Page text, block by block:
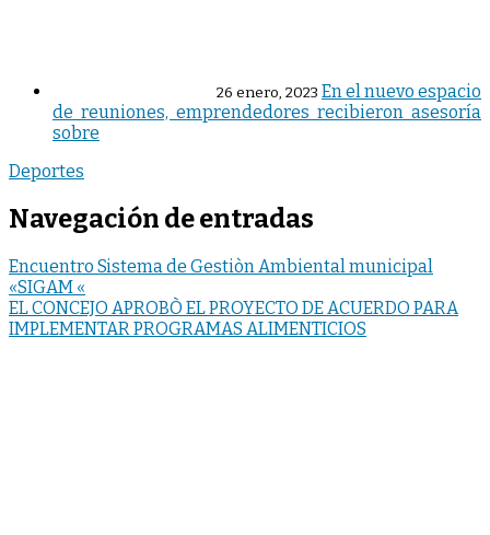
26 enero, 2023 En el nuevo espacio
de reuniones, emprendedores recibieron asesoría
sobre
Deportes
Navegación de entradas
Encuentro Sistema de Gestiòn Ambiental municipal
«SIGAM «
EL CONCEJO APROBÒ EL PROYECTO DE ACUERDO PARA
IMPLEMENTAR PROGRAMAS ALIMENTICIOS